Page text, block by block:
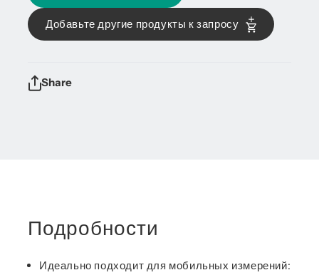
Добавьте другие продукты к запросу
Share
Подробности
Идеально подходит для мобильных измерений: